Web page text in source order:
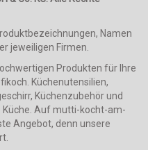
Namen
jeweiligen Firmen.
Produkten für Ihre
Küchenutensilien,
Küchenzubehör und
Küche. Auf mutti-kocht-am-
Angebot, denn unsere